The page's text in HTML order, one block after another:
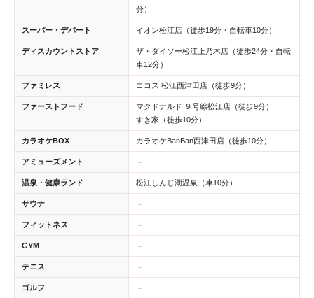
分）
スーパー・デパート イオン松江店（徒歩19分・自転車10分）
ディスカウントストア
ザ・ダイソー松江上乃木店（徒歩24分・自転
車12分）
ファミレス ココス 松江西津田店（徒歩9分）
ファーストフード
マクドナルド ９号線松江店（徒歩9分）
すき家（徒歩10分）
カラオケBOX カラオケBanBan西津田店（徒歩10分）
アミューズメント －
温泉・健康ランド 松江しんじ湖温泉（車10分）
サウナ －
フィットネス －
GYM －
テニス －
ゴルフ －